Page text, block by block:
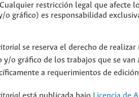
restricción legal que afecte
o gráfico) es responsabilidad
se reserva el derecho de realizar
o gráfico de los trabajos que se van
a requerimientos de